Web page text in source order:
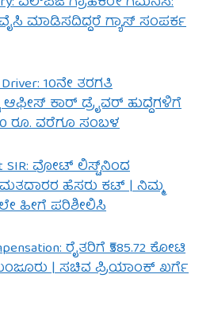
ಮಾಡಿಸದಿದ್ದರೆ ಗ್ಯಾಸ್ ಸಂಪರ್ಕ
10ನೇ ತರಗತಿ
ಕಾರ್ ಡ್ರೈವರ್ ಹುದ್ದೆಗಳಿಗೆ
ರೂ. ವರೆಗೂ ಸಂಬಳ
SIR: ವೋಟ್ ಲಿಸ್ಟ್‌ನಿಂದ
ಹೆಸರು ಕಟ್ | ನಿಮ್ಮ
ಹೀಗೆ ಪರಿಶೀಲಿಸಿ
ರೈತರಿಗೆ ₹585.72 ಕೋಟಿ
| ಸಚಿವ ಪ್ರಿಯಾಂಕ್ ಖರ್ಗೆ